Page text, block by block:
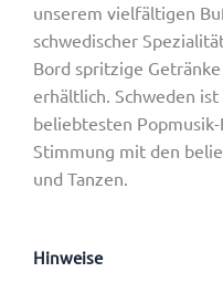
unserem vielfältigen
schwedischer
Bord spritzige
erhältlich. Schweden
beliebtesten
Stimmung mit den
und Tanzen.
Hinweise